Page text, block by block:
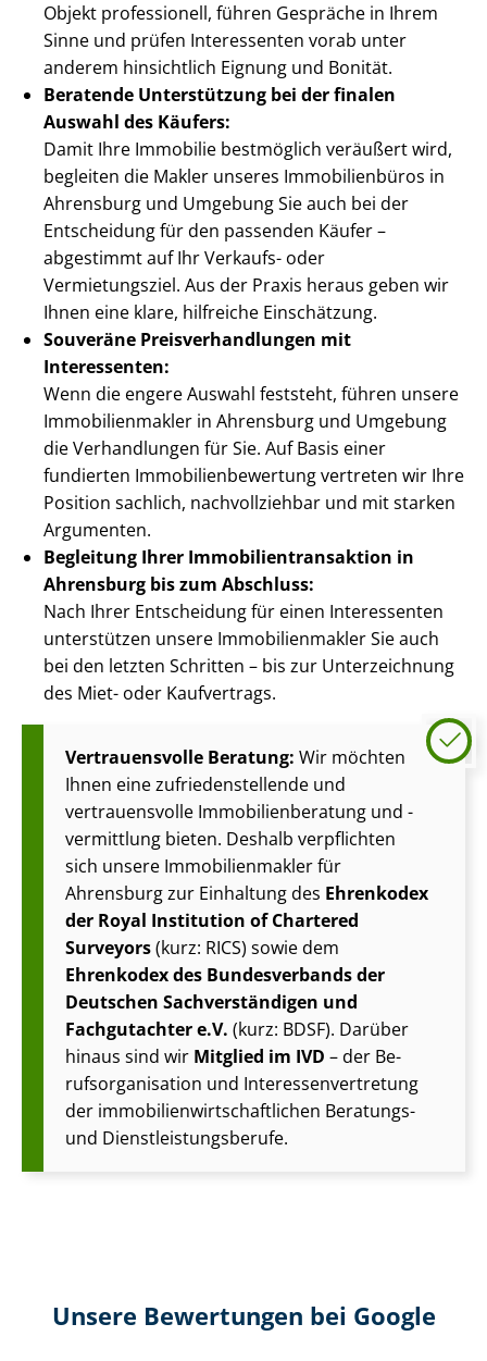
Objekt professionell, führen Gespräche in Ihrem
Sinne und prüfen Interessenten vorab unter
anderem hinsichtlich Eignung und Bonität.
Beratende Unterstützung bei der finalen
Auswahl des Käufers:
Damit Ihre Immobilie bestmöglich veräußert wird,
begleiten die Makler unseres Immobilienbüros in
Ahrensburg und Umgebung Sie auch bei der
Entscheidung für den passenden Käufer –
abgestimmt auf Ihr Verkaufs- oder
Vermietungsziel. Aus der Praxis heraus geben wir
Ihnen eine klare, hilfreiche Einschätzung.
Souveräne Preis­ver­hand­lun­gen mit
Interessenten:
Wenn die engere Auswahl feststeht, führen unsere
Im­mo­bi­li­en­mak­ler in Ahrensburg und Umgebung
die Verhandlungen für Sie. Auf Basis einer
fundierten Im­mo­bi­li­en­be­wer­tung vertreten wir Ihre
Position sachlich, nachvollziehbar und mit starken
Argumenten.
Begleitung Ihrer Im­mo­bi­li­en­trans­ak­ti­on in
Ahrensburg bis zum Abschluss:
Nach Ihrer Entscheidung für einen Interessenten
unterstützen unsere Im­mo­bi­li­en­mak­ler Sie auch
bei den letzten Schritten – bis zur Unterzeichnung
des Miet- oder Kaufvertrags.
Vertrauensvolle Beratung: Wir möchten
Ihnen eine zu­frie­den­stel­len­de und
vertrauensvolle Im­mo­bi­li­en­be­ra­tung und -
vermittlung bieten. Deshalb verpflichten
sich unsere Im­mo­bi­li­en­mak­ler für
Ahrensburg zur Einhaltung des Ehrenkodex
der Royal Institution of Chartered
Surveyors(kurz: RICS) sowie dem
Ehrenkodex des Bundesverbands der
Deutschen Sach­ver­stän­di­gen und
Fachgutachter e.V. (kurz: BDSF). Darüber
hinaus sind wir Mitglied im IVD – der Be­
rufs­or­ga­ni­sa­ti­on und In­ter­es­sen­ver­tre­tung
der im­mo­bi­li­en­wirt­schaft­li­chen Beratungs-
und Dienst­leis­tungs­be­ru­fe.
Unsere Bewertungen bei Google